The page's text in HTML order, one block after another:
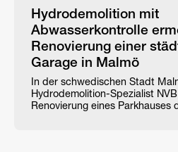
Hydrodemolition mit
Abwasserkontrolle
Renovierung einer
Garage in Malmö
In der schwedischen Stadt
Hydrodemolition-Spezialist
Renovierung eines Parkhauses